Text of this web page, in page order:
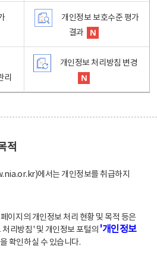
개인정보 보호수준 평가
결과
리
개인정보 처리방침 변경
적
에서는 개인정보를 취급하지
이지의 개인정보 처리 현황 및 목적 등은
리방침' 및 개인정보 포털의 '개인정보
확인하실 수 있습니다.